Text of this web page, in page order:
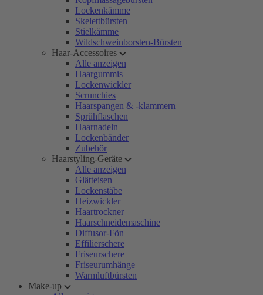
Lockenkämme
Skelettbürsten
Stielkämme
Wildschweinborsten-Bürsten
Haar-Accessoires
Alle anzeigen
Haargummis
Lockenwickler
Scrunchies
Haarspangen & -klammern
Sprühflaschen
Haarnadeln
Lockenbänder
Zubehör
Haarstyling-Geräte
Alle anzeigen
Glätteisen
Lockenstäbe
Heizwickler
Haartrockner
Haarschneidemaschine
Diffusor-Fön
Effilierschere
Friseurschere
Friseurumhänge
Warmluftbürsten
Make-up